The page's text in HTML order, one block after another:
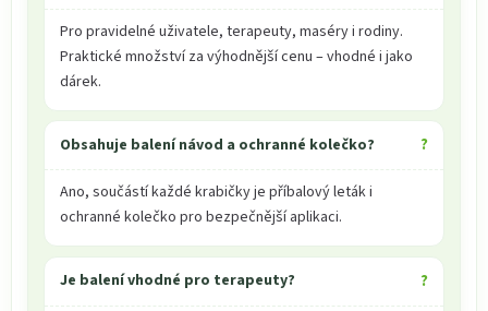
Pro pravidelné uživatele, terapeuty, maséry i rodiny.
Praktické množství za výhodnější cenu – vhodné i jako
dárek.
Obsahuje balení návod a ochranné kolečko?
Ano, součástí každé krabičky je příbalový leták i
ochranné kolečko pro bezpečnější aplikaci.
Je balení vhodné pro terapeuty?